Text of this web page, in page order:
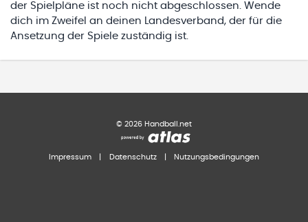
der Spielpläne ist noch nicht abgeschlossen. Wende
dich im Zweifel an deinen Landesverband, der für die
Ansetzung der Spiele zuständig ist.
© 2026 Handball.net
Impressum Datenschutz Nutzungsbedingungen